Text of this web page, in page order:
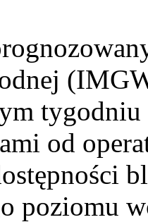
tygodniu
od
poziomu